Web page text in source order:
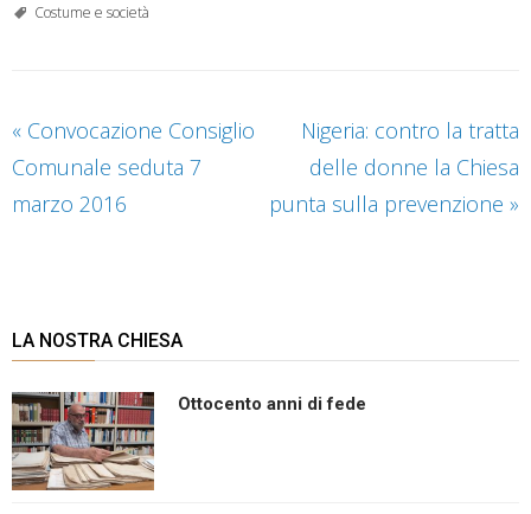
Costume e società
« Convocazione Consiglio
Comunale seduta 7
marzo 2016
Nigeria: contro la tratta
delle donne la Chiesa
punta sulla prevenzione »
LA NOSTRA CHIESA
Ottocento anni di fede